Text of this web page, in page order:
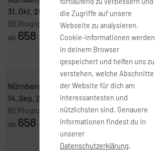
31. Okt. 2026
15. Nov. 2026
BERlogic
ab 658
Nürnberg ( NUE )-Miami ( MIA )
14. Sep. 2026
27. Sep. 2026
BERlogic
ab 658
die Zugriffe auf unsere
Webseite zu analysieren.
Cookie-Informationen werden
in deinem Browser
gespeichert und helfen uns zu
verstehen, welche Abschnitte
der Website für dich am
interessantesten und
nützlichsten sind. Genauere
Informationen findest du in
unserer
Datenschutzerklärung.